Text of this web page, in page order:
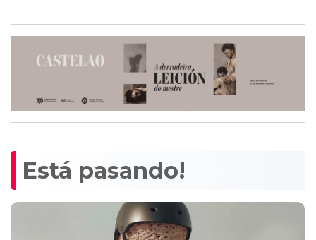
Está pasando!